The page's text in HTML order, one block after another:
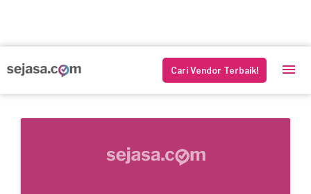
Cari Vendor Terbaik!